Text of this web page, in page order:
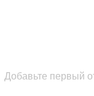
Добавьте первый